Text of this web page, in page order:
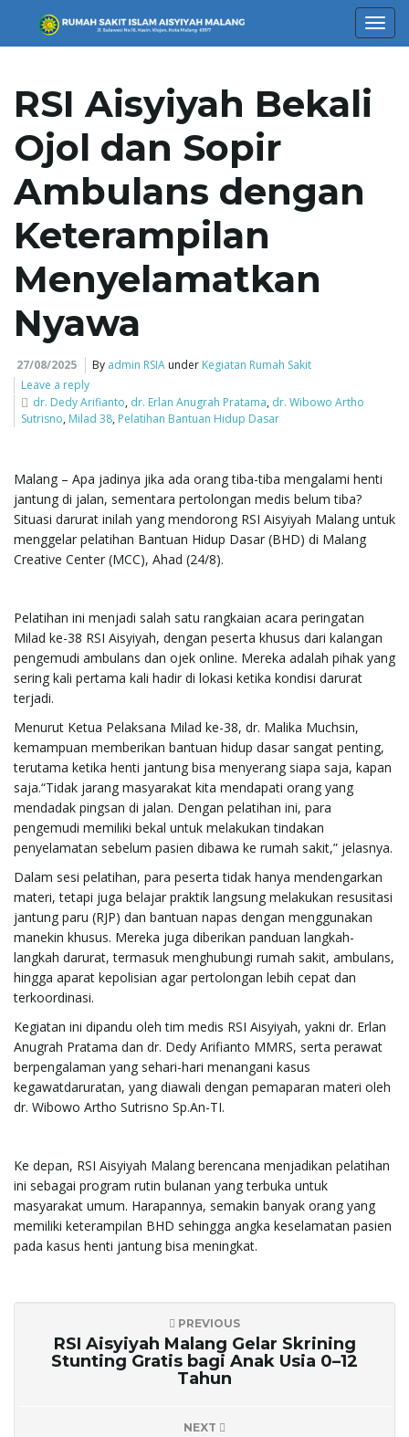
n
i
a
n
RSI Aisyiyah Bekali
Ojol dan Sopir
Ambulans dengan
Keterampilan
Menyelamatkan
Nyawa
27/08/2025 By admin RSIA under Kegiatan Rumah Sakit
Leave a reply
dr. Dedy Arifianto, dr. Erlan Anugrah Pratama, dr. Wibowo Artho
Sutrisno, Milad 38, Pelatihan Bantuan Hidup Dasar
Malang – Apa jadinya jika ada orang tiba-tiba mengalami henti
jantung di jalan, sementara pertolongan medis belum tiba?
Situasi darurat inilah yang mendorong RSI Aisyiyah Malang untuk
menggelar pelatihan Bantuan Hidup Dasar (BHD) di Malang
Creative Center (MCC), Ahad (24/8).
Pelatihan ini menjadi salah satu rangkaian acara peringatan
Milad ke-38 RSI Aisyiyah, dengan peserta khusus dari kalangan
pengemudi ambulans dan ojek online. Mereka adalah pihak yang
sering kali pertama kali hadir di lokasi ketika kondisi darurat
terjadi.
Menurut Ketua Pelaksana Milad ke-38, dr. Malika Muchsin,
kemampuan memberikan bantuan hidup dasar sangat penting,
terutama ketika henti jantung bisa menyerang siapa saja, kapan
saja.“Tidak jarang masyarakat kita mendapati orang yang
mendadak pingsan di jalan. Dengan pelatihan ini, para
pengemudi memiliki bekal untuk melakukan tindakan
penyelamatan sebelum pasien dibawa ke rumah sakit,” jelasnya.
Dalam sesi pelatihan, para peserta tidak hanya mendengarkan
materi, tetapi juga belajar praktik langsung melakukan resusitasi
jantung paru (RJP) dan bantuan napas dengan menggunakan
manekin khusus. Mereka juga diberikan panduan langkah-
langkah darurat, termasuk menghubungi rumah sakit, ambulans,
hingga aparat kepolisian agar pertolongan lebih cepat dan
terkoordinasi.
Kegiatan ini dipandu oleh tim medis RSI Aisyiyah, yakni dr. Erlan
Anugrah Pratama dan dr. Dedy Arifianto MMRS, serta perawat
berpengalaman yang sehari-hari menangani kasus
kegawatdaruratan, yang diawali dengan pemaparan materi oleh
dr. Wibowo Artho Sutrisno Sp.An-TI.
Ke depan, RSI Aisyiyah Malang berencana menjadikan pelatihan
ini sebagai program rutin bulanan yang terbuka untuk
masyarakat umum. Harapannya, semakin banyak orang yang
memiliki keterampilan BHD sehingga angka keselamatan pasien
pada kasus henti jantung bisa meningkat.
PREVIOUS
RSI Aisyiyah Malang Gelar Skrining
Stunting Gratis bagi Anak Usia 0–12
Tahun
NEXT